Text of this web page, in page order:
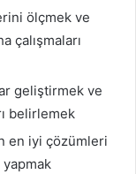
ölçmek ve
çalışmaları
geliştirmek ve
belirlemek
en iyi çözümleri